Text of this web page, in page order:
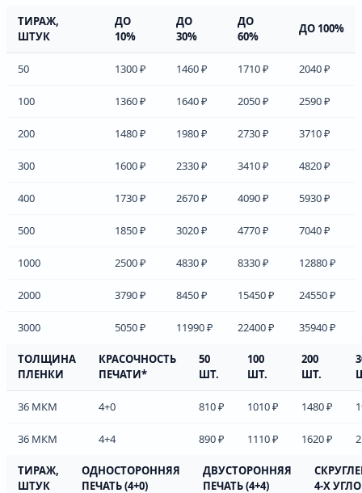
ТИРАЖ,
ШТУК
ДО
10%
ДО
30%
ДО
60%
ДО 100%
50 1300 ₽ 1460 ₽ 1710 ₽ 2040 ₽
100 1360 ₽ 1640 ₽ 2050 ₽ 2590 ₽
200 1480 ₽ 1980 ₽ 2730 ₽ 3710 ₽
300 1600 ₽ 2330 ₽ 3410 ₽ 4820 ₽
400 1730 ₽ 2670 ₽ 4090 ₽ 5930 ₽
500 1850 ₽ 3020 ₽ 4770 ₽ 7040 ₽
1000 2500 ₽ 4830 ₽ 8330 ₽ 12880 ₽
2000 3790 ₽ 8450 ₽ 15450 ₽ 24550 ₽
3000 5050 ₽ 11990 ₽ 22400 ₽ 35940 ₽
ТОЛЩИНА
ПЛЕНКИ
КРАСОЧНОСТЬ
ПЕЧАТИ*
50
ШТ.
100
ШТ.
200
ШТ.
36 МКМ 4+0 810 ₽ 1010 ₽ 1480 ₽
36 МКМ 4+4 890 ₽ 1110 ₽ 1620 ₽
ТИРАЖ,
ШТУК
ОДНОСТОРОННЯЯ
ПЕЧАТЬ (4+0)
ДВУСТОРОННЯЯ
ПЕЧАТЬ (4+4)
4-Х